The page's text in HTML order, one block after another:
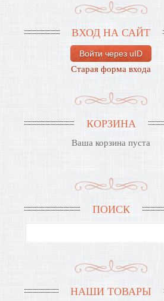
ВХОД НА САЙТ
Войти через uID
Старая форма входа
КОРЗИНА
Ваша корзина пуста
ПОИСК
НАШИ ТОВАРЫ